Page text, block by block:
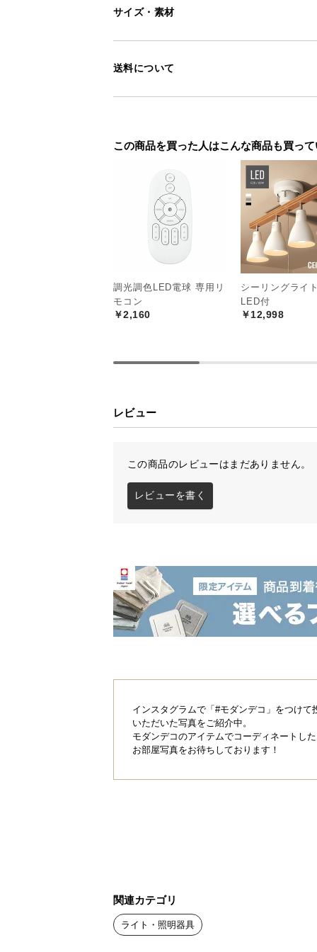
サイズ・素材
送料について
この商品を買った人はこんな商品も買っ
調光調色LED電球 専用リ
モコン
￥2,160
シーリングライ
LED付
￥12,998
レビュー
この商品のレビューはまだありません。
レビューを書く
インスタグラムで「#モダンデコ」をつけて
いただいた写真をご紹介中。
モダンデコのアイテムでコーディネートし
お部屋写真をお待ちしております！
関連カテゴリ
ライト・照明器具